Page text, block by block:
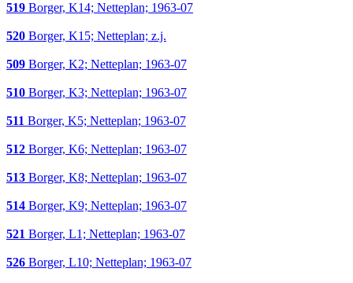
519 Borger, K14; Netteplan; 1963-07
520 Borger, K15; Netteplan; z.j.
509 Borger, K2; Netteplan; 1963-07
510 Borger, K3; Netteplan; 1963-07
511 Borger, K5; Netteplan; 1963-07
512 Borger, K6; Netteplan; 1963-07
513 Borger, K8; Netteplan; 1963-07
514 Borger, K9; Netteplan; 1963-07
521 Borger, L1; Netteplan; 1963-07
526 Borger, L10; Netteplan; 1963-07